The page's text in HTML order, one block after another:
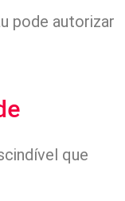
pode autorizar
que